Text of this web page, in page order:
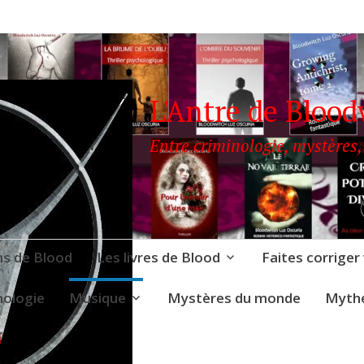
L'Antre de
Entre criminologie,
de Blood Les livres de Blood Faites
Musique Mystères du monde